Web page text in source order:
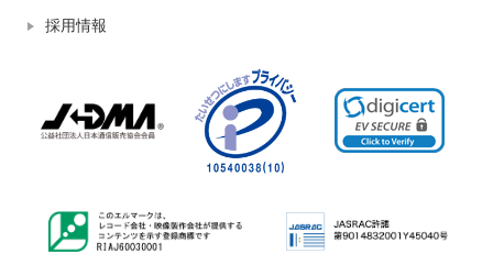
採用情報